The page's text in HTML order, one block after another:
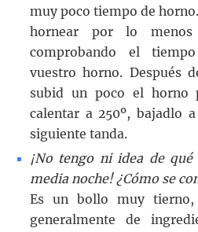
muy poco tiempo de
hornear por lo
comprobando el
vuestro horno. Después
subid un poco el horno
calentar a 250º, bajadlo
siguiente tanda.
¡No tengo ni idea de
media noche! ¿Cómo se
Es un bollo muy
generalmente de